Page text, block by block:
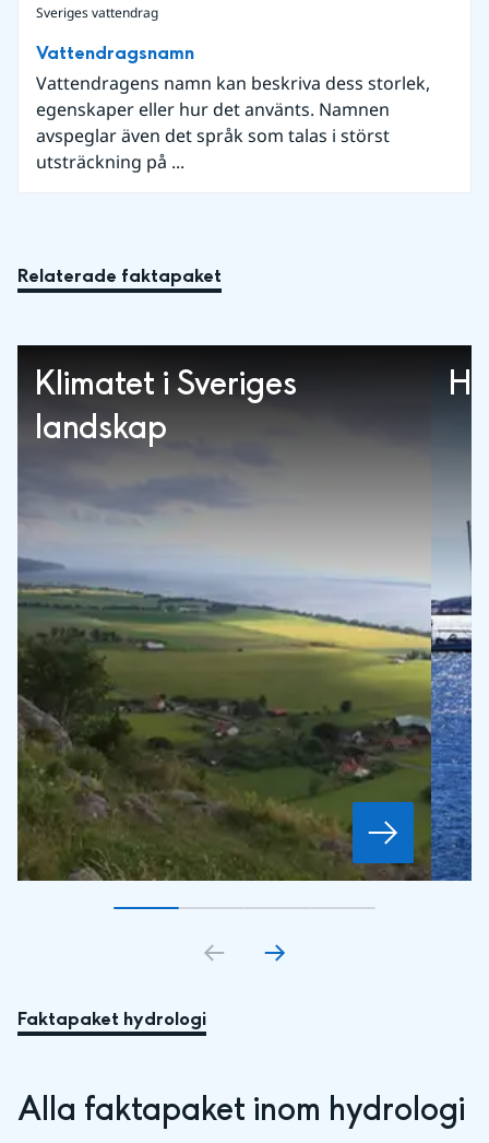
Sveriges vattendrag
Vattendragsnamn
Vattendragens namn kan beskriva dess storlek,
egenskaper eller hur det använts. Namnen
avspeglar även det språk som talas i störst
utsträckning på ...
Relaterade faktapaket
Klimatet i Sveriges
landskap
Gå till bildkort1
Gå till bildkort2
Gå till bildkort3
Gå till bildkort
Faktapaket hydrologi
Alla faktapaket inom hydrologi